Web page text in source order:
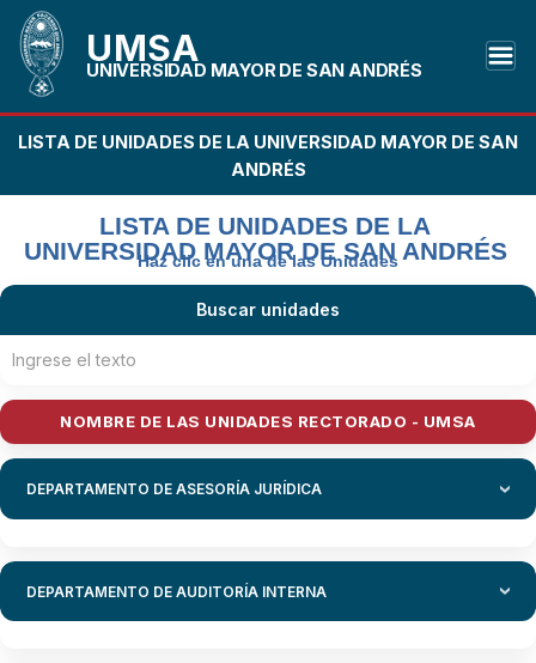
UMSA
UNIVERSIDAD MAYOR DE SAN ANDRÉS
LISTA DE UNIDADES DE LA UNIVERSIDAD MAYOR DE SAN
ANDRÉS
LISTA DE UNIDADES DE LA
UNIVERSIDAD MAYOR DE SAN ANDRÉS
Haz clic en una de las Unidades
Buscar unidades
NOMBRE DE LAS UNIDADES RECTORADO - UMSA
DEPARTAMENTO DE ASESORÍA JURÍDICA
DEPARTAMENTO DE AUDITORÍA INTERNA